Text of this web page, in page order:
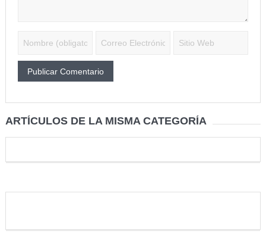
ARTÍCULOS DE LA MISMA CATEGORÍA